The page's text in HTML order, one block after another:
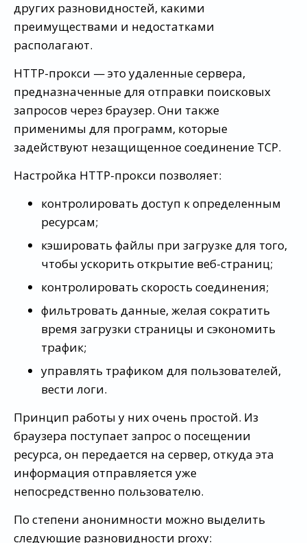
других разновидностей, какими
преимуществами и недостатками
располагают.
HTTP-прокси — это удаленные сервера,
предназначенные для отправки поисковых
запросов через браузер. Они также
применимы для программ, которые
задействуют незащищенное соединение TCP.
Настройка HTTP-прокси позволяет:
контролировать доступ к определенным
ресурсам;
кэшировать файлы при загрузке для того,
чтобы ускорить открытие веб-страниц;
контролировать скорость соединения;
фильтровать данные, желая сократить
время загрузки страницы и сэкономить
трафик;
управлять трафиком для пользователей,
вести логи.
Принцип работы у них очень простой. Из
браузера поступает запрос о посещении
ресурса, он передается на сервер, откуда эта
информация отправляется уже
непосредственно пользователю.
По степени анонимности можно выделить
следующие разновидности proxy: